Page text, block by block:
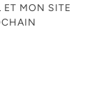
MON SITE